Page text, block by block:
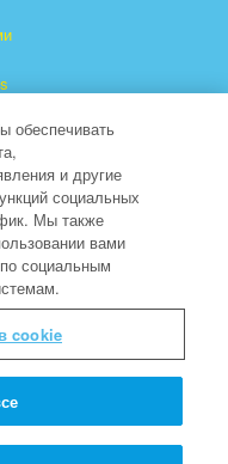
торговой
Network, Inc.
обеспечивать
и другие
социальных
Мы также
вами
социальным
cookie